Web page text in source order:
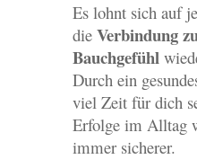
Es lohnt sich auf
die Verbindung
Bauchgefühl
Durch ein
viel Zeit für dich
Erfolge im Alltag
immer sicherer.